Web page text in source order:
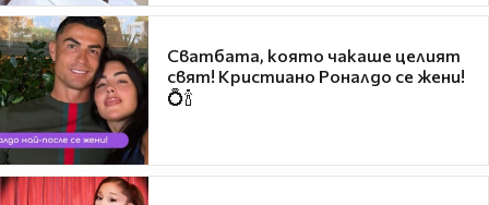
Сватбата, която чакаше целият
свят! Кристиано Роналдо се жени!
💍🍾